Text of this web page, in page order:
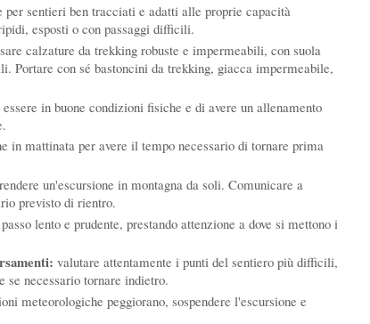
per sentieri ben tracciati e adatti alle proprie capacità
esposti o con passaggi difficili.
calzature da trekking robuste e impermeabili, con suola
Portare con sé bastoncini da trekking, giacca impermeabile,
in buone condizioni fisiche e di avere un allenamento
in mattinata per avere il tempo necessario di tornare prima
un'escursione in montagna da soli. Comunicare a
previsto di rientro.
lento e prudente, prestando attenzione a dove si mettono i
valutare attentamente i punti del sentiero più difficili,
necessario tornare indietro.
meteorologiche peggiorano, sospendere l'escursione e